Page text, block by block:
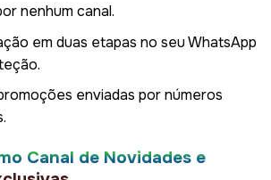
nenhum canal.
em duas etapas no seu WhatsApp
enviadas por números
Canal de Novidades e